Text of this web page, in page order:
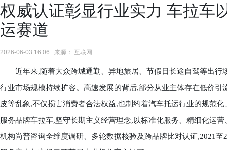
权威认证彰显行业实力 车拉车
运赛道
2026-06-03 16:06 来源： 互联网
近年来,随着大众跨城通勤、异地旅居、节假日长途自驾等出行
行业市场规模持续扩容。高速发展的背后,部分从业主体存在低价
皮等乱象,不仅损害消费者合法权益,也制约着汽车托运行业的规范
服务品牌车拉车,坚守长期主义经营理念,以标准化服务、精细化运
机构尚普咨询全维度调研、多轮数据核验及跨品牌比对认证,2021